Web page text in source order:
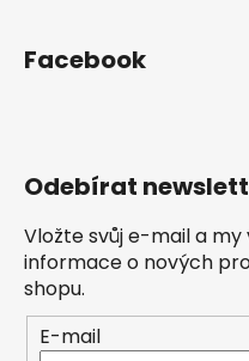
Facebook
Odebírat
Vložte svůj e-mail a
informace o nových
shopu.
E-mail